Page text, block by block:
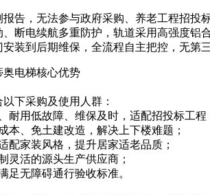
告，无法参与政府采购、养老工程招投
断电续航多重防护，轨道采用高强度铝
装到后期维保，全流程自主把控，无第
下采购及使用人群：
用低故障、维保及时，适配招投标工程
本、免土建改造，解决上下楼难题；
配家装风格，提升居家适老品质；
灵活的源头生产供应商；
足无障碍通行验收标准。